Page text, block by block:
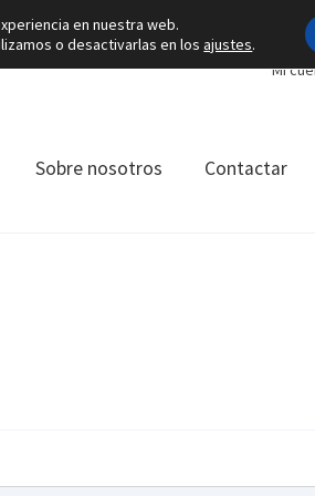
Mi
Sobre nosotros Contactar
en nuestra web.
o desactivarlas en losajustes.